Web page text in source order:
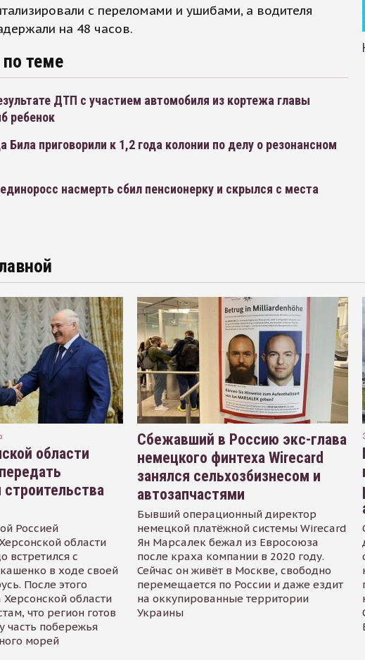
с переломами и ушибами, а водителя
на 48 часов.
теме
ДТП с участием автомобиля из кортежа главы
ребенок
Била приговорили к 1,2 года колонии по делу о резонансном
насмерть сбил пенсионерку и скрылся с места
области
Россией
области
встретился с
в ходе своей
После этого
Херсонской области
что регион готов
часть побережья
морей
Сбежавший в Россию экс-глава
немецкого финтеха Wirecard
занялся сельхозбизнесом и
автозапчастями
Бывший операционный директор
немецкой платёжной системы Wirecard
Ян Марсалек бежал из Евросоюза
после краха компании в 2020 году.
Сейчас он живёт в Москве, свободно
перемещается по России и даже ездит
на оккупированные территории
Украины